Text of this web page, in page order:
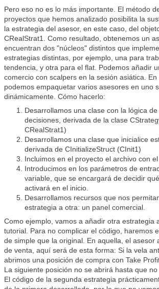
Pero eso no es lo más importante. El método
proyectos que hemos analizado posibilita la
la estrategia del asesor, en este caso, del
CRealStrat1. Como resultado, obtenemos un
encuentran dos "núcleos" distintos que
estrategias distintas, por ejemplo, una para
tendencia, y otra para el flat. Podemos añadir
comercio con scalpers en la sesión asiática.
podemos empaquetar varios asesores en uno
dinámicamente. Cómo hacerlo:
Desarrollamos una clase con la lógica
decisiones, derivada de la clase
CRealStrat1)
Desarrollamos una clase que inicialice
derivada de CInitializeStruct (CInit1)
Incluimos en el proyecto el archivo con
Introducimos en los parámetros de
variable, que se encargará de decidir
activará en el inicio.
Desarrollamos recursos que nos
estrategia a otra: un panel comercial.
Como ejemplo, vamos a añadir otra estrategia
tutorial. Para no complicar el código, haremos
de simple que la original. En aquella, el asesor
de venta, aquí será de esta forma: Si la vela
abrimos una posición de compra con Take
La siguiente posición no se abrirá hasta que
El código de la segunda estrategia